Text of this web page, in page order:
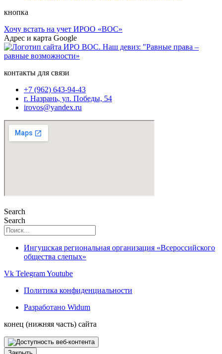
кнопка
Хочу встать на учет ИРОО «ВОС»
Адрес и карта Google
контакты для связи
+7 (962) 643-94-43
г. Назрань, ул. Победы, 54
irovos@yandex.ru
Search
Search
Ингушская региональная организация «Всероссийского
общества слепых»
Vk TelegramYoutube
Политика конфиденциальности
Разработано Widum
конец (нижняя часть) сайта